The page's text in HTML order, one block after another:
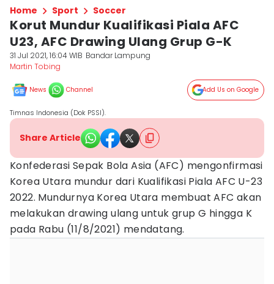
Home Sport Soccer
Korut Mundur Kualifikasi Piala AFC
U23, AFC Drawing Ulang Grup G-K
31 Jul 2021, 16:04 WIB Bandar Lampung
Martin Tobing
News Channel Add Us on Google
Timnas Indonesia (Dok PSSI).
Share Article
Konfederasi Sepak Bola Asia (AFC) mengonfirmasi
Korea Utara mundur dari Kualifikasi Piala AFC U-23
2022. Mundurnya Korea Utara membuat AFC akan
melakukan drawing ulang untuk grup G hingga K
pada Rabu (11/8/2021) mendatang.